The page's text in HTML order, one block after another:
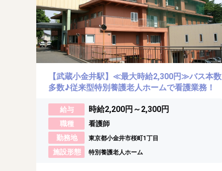
【武蔵小金井駅】≪最大時給2,300円≫バス本数
多数♪従来型特別養護老人ホームで看護業務！
給与 時給2,200円～2,300円
職種
看護師
勤務地
東京都小金井市桜町1丁目
施設形態 特別養護老人ホーム